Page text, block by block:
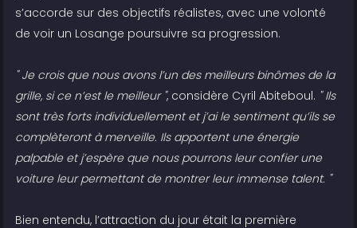
s’accorde sur des objectifs réalistes, avec une volonté
de voir un Losange poursuivre sa progression.
" Je crois que nous avons l’un des meilleurs binômes de la
grille, si ce n’est le meilleur ", considère Cyril Abiteboul. " Ils
sont très forts individuellement et j’ai le sentiment qu’ils se
complèteront à merveille. Ils apportent une énergie
palpable et j’espère que nous pourrons leur confier une
voiture leur permettant de montrer leur immense talent. "
Bien entendu, l’attraction du jour était la première